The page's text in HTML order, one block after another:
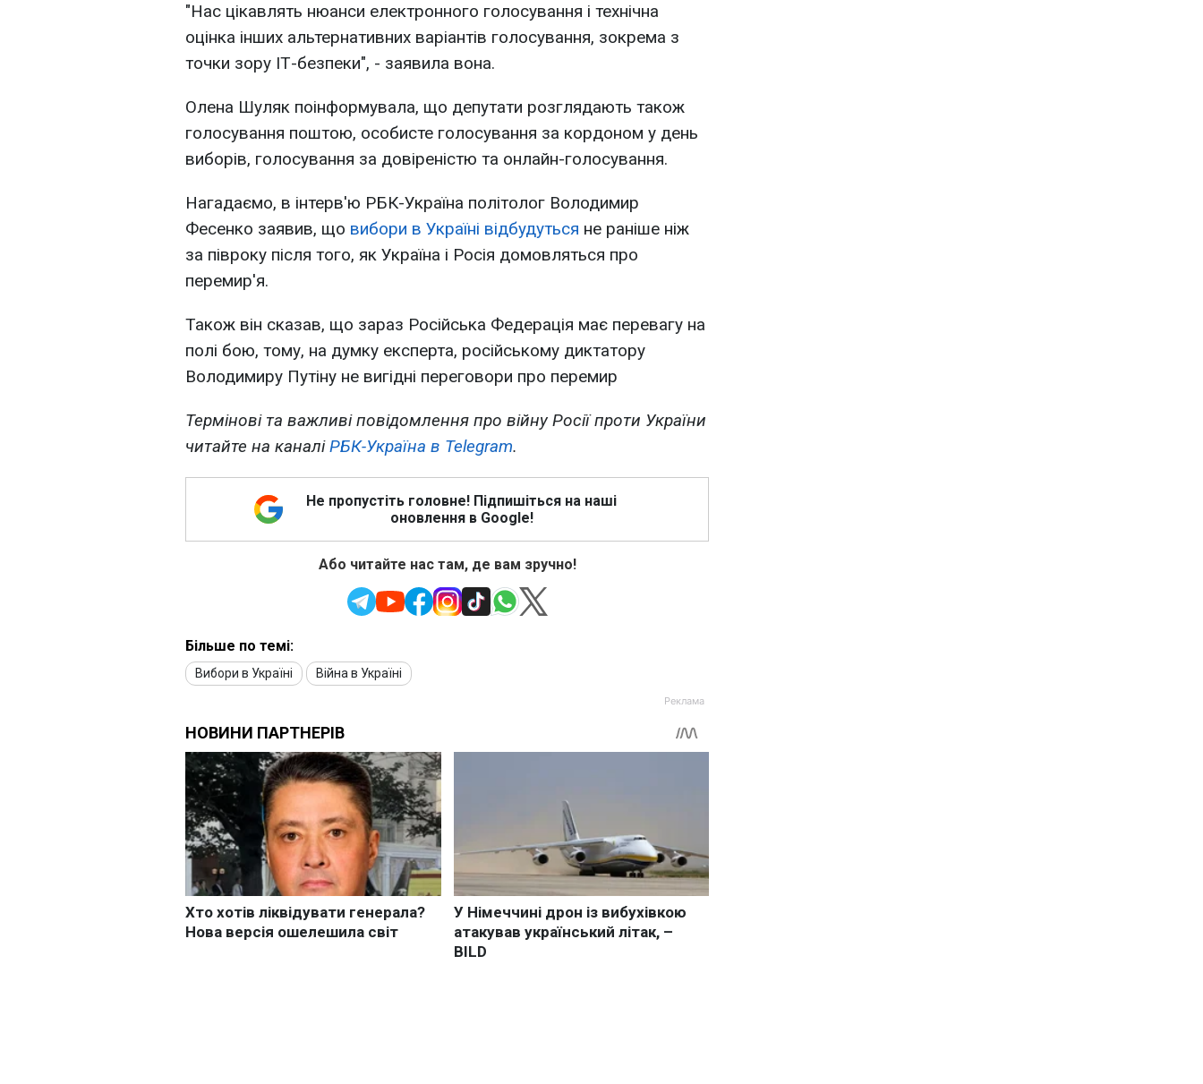
"Нас цікавлять нюанси електронного голосування і технічна
оцінка інших альтернативних варіантів голосування, зокрема з
точки зору ІТ-безпеки", - заявила вона.
Олена Шуляк поінформувала, що депутати розглядають також
голосування поштою, особисте голосування за кордоном у день
виборів, голосування за довіреністю та онлайн-голосування.
Нагадаємо, в інтерв'ю РБК-Україна політолог Володимир
Фесенко заявив, що вибори в Україні відбудуться не раніше ніж
за півроку після того, як Україна і Росія домовляться про
перемир'я.
Також він сказав, що зараз Російська Федерація має перевагу на
полі бою, тому, на думку експерта, російському диктатору
Володимиру Путіну не вигідні переговори про перемир
Термінові та важливі повідомлення про війну Росії проти України
читайте на каналіРБК-Україна в Telegram.
Не пропустіть головне! Підпишіться на наші
оновлення в Google!
Або читайте нас там, де вам зручно!
Більше по темі:
Вибори в Україні Війна в Україні